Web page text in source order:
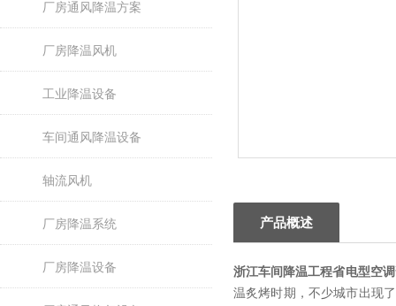
厂房通风降温方案
厂房降温风机
工业降温设备
车间通风降温设备
轴流风机
厂房降温系统
厂房降温设备
产品概述
浙江车间降温工程省电型空调
温炙烤时期，不少城市出现